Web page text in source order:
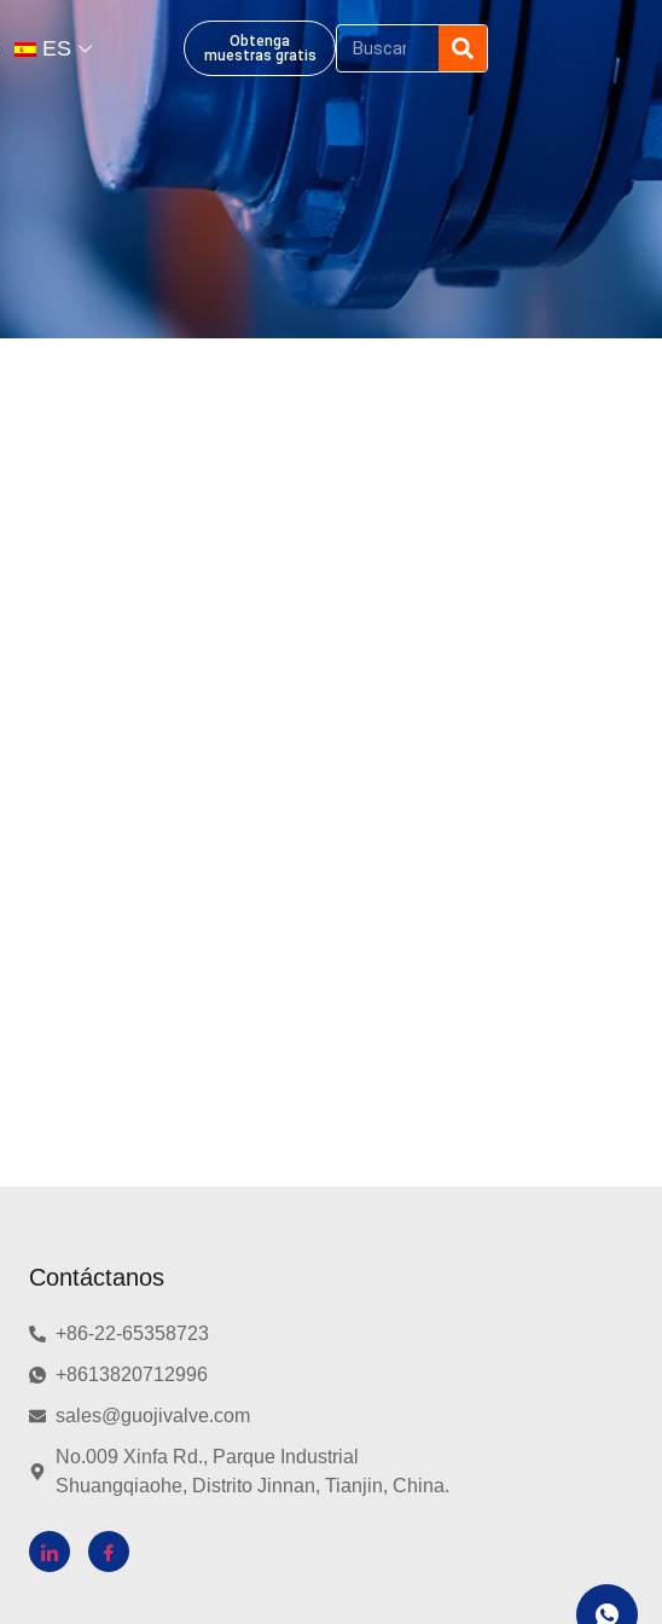
ES
Obtenga
muestras gratis
Contáctanos
+86-22-65358723
+8613820712996
sales@guojivalve.com
No.009 Xinfa Rd., Parque Industrial
Shuangqiaohe, Distrito Jinnan, Tianjin, China.